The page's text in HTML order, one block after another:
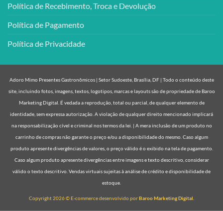
Política de Recebimento, Troca e Devolução
Política de Pagamento
Política de Privacidade
Adoro Mimo Presentes Gastronômicos | Setor Sudoeste, Brasília, DF | Todo o conteúdo deste
site, incluindo fotos, imagens, textos, logotipos, marcas e layouts são de propriedade de Baroo
Marketing Digital. É vedada a reprodução, total ou parcial, de qualquer elemento de
identidade, sem expressa autorização. A violação de qualquer direito mencionado implicará
na responsabilização cível e criminal nos termos da lei. | A mera inclusão de um produto no
carrinho de compras não garante o preço e/ou a disponibilidade do mesmo. Caso algum
produto apresente divergências de valores, o preço válido é o exibido na tela de pagamento.
Caso algum produto apresente divergências entre imagens e texto descritivo, considerar
válido o texto descritivo. Vendas virtuais sujeitas à análise de crédito e disponibilidade de
estoque.
Copyright 2026 © E-commerce desenvolvido porBaroo Marketing Digital.